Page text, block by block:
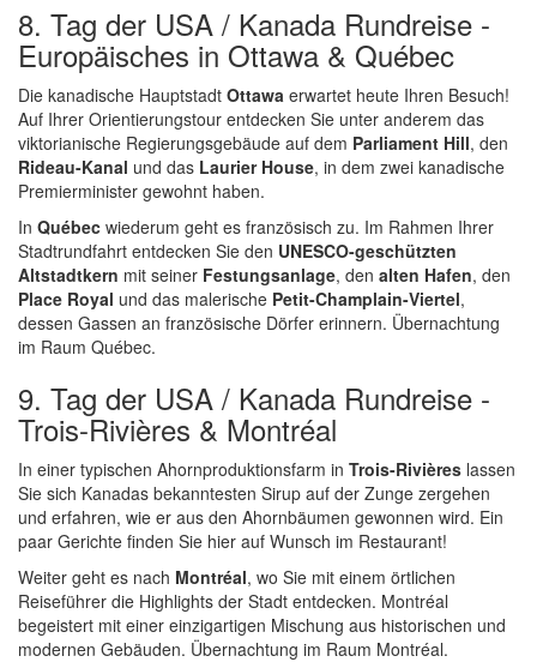
8. Tag der USA / Kanada Rundreise -
Europäisches in Ottawa & Québec
Die kanadische Hauptstadt Ottawa erwartet heute Ihren Besuch!
Auf Ihrer Orientierungstour entdecken Sie unter anderem das
viktorianische Regierungsgebäude auf dem Parliament Hill, den
Rideau-Kanal und das Laurier House, in dem zwei kanadische
Premierminister gewohnt haben.
In Québec wiederum geht es französisch zu. Im Rahmen Ihrer
Stadtrundfahrt entdecken Sie den UNESCO-geschützten
Altstadtkern mit seiner Festungsanlage, den alten Hafen, den
Place Royal und das malerische Petit-Champlain-Viertel,
dessen Gassen an französische Dörfer erinnern. Übernachtung
im Raum Québec.
9. Tag der USA / Kanada Rundreise -
Trois-Rivières & Montréal
In einer typischen Ahornproduktionsfarm in Trois-Rivières lassen
Sie sich Kanadas bekanntesten Sirup auf der Zunge zergehen
und erfahren, wie er aus den Ahornbäumen gewonnen wird. Ein
paar Gerichte finden Sie hier auf Wunsch im Restaurant!
Weiter geht es nach Montréal, wo Sie mit einem örtlichen
Reiseführer die Highlights der Stadt entdecken. Montréal
begeistert mit einer einzigartigen Mischung aus historischen und
modernen Gebäuden. Übernachtung im Raum Montréal.